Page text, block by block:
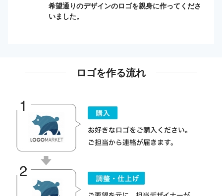
希望通りのデザインのロゴを親身に作ってくださ
いました。
ロゴを作る流れ